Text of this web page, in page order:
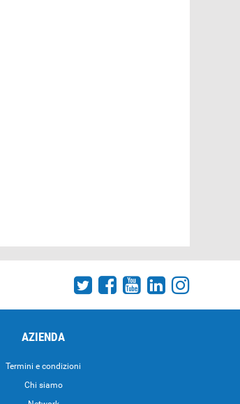
AZIENDA
Termini e condizioni
Chi siamo